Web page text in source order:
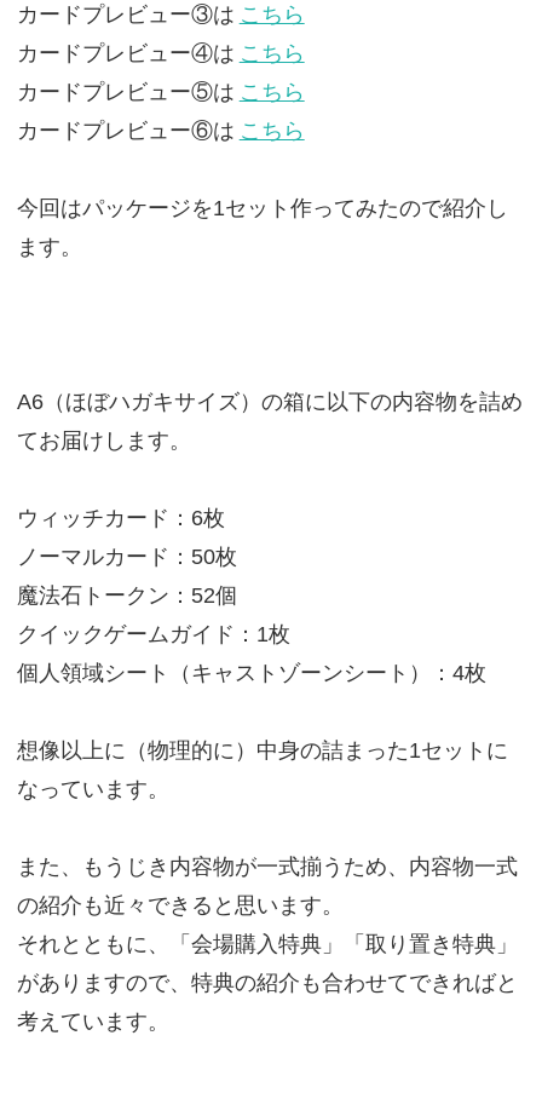
カードプレビュー③は こちら
カードプレビュー④は こちら
カードプレビュー⑤は こちら
カードプレビュー⑥は こちら
今回はパッケージを1セット作ってみたので紹介し
ます。
A6（ほぼハガキサイズ）の箱に以下の内容物を詰め
てお届けします。
ウィッチカード：6枚
ノーマルカード：50枚
魔法石トークン：52個
クイックゲームガイド：1枚
個人領域シート（キャストゾーンシート）：4枚
想像以上に（物理的に）中身の詰まった1セットに
なっています。
また、もうじき内容物が一式揃うため、内容物一式
の紹介も近々できると思います。
それとともに、「会場購入特典」「取り置き特典」
がありますので、特典の紹介も合わせてできればと
考えています。